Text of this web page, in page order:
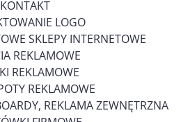
KONTAKT
LOGO
SKLEPY INTERNETOWE
REKLAMOWE
REKLAMOWE
REKLAMOWE
REKLAMA ZEWNĘTRZNA